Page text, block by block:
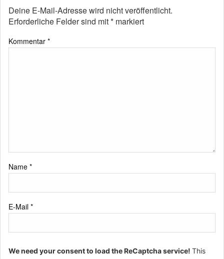
Deine E-Mail-Adresse wird nicht veröffentlicht.
Erforderliche Felder sind mit* markiert
Kommentar *
Name *
E-Mail *
We need your consent to load the ReCaptcha service! This